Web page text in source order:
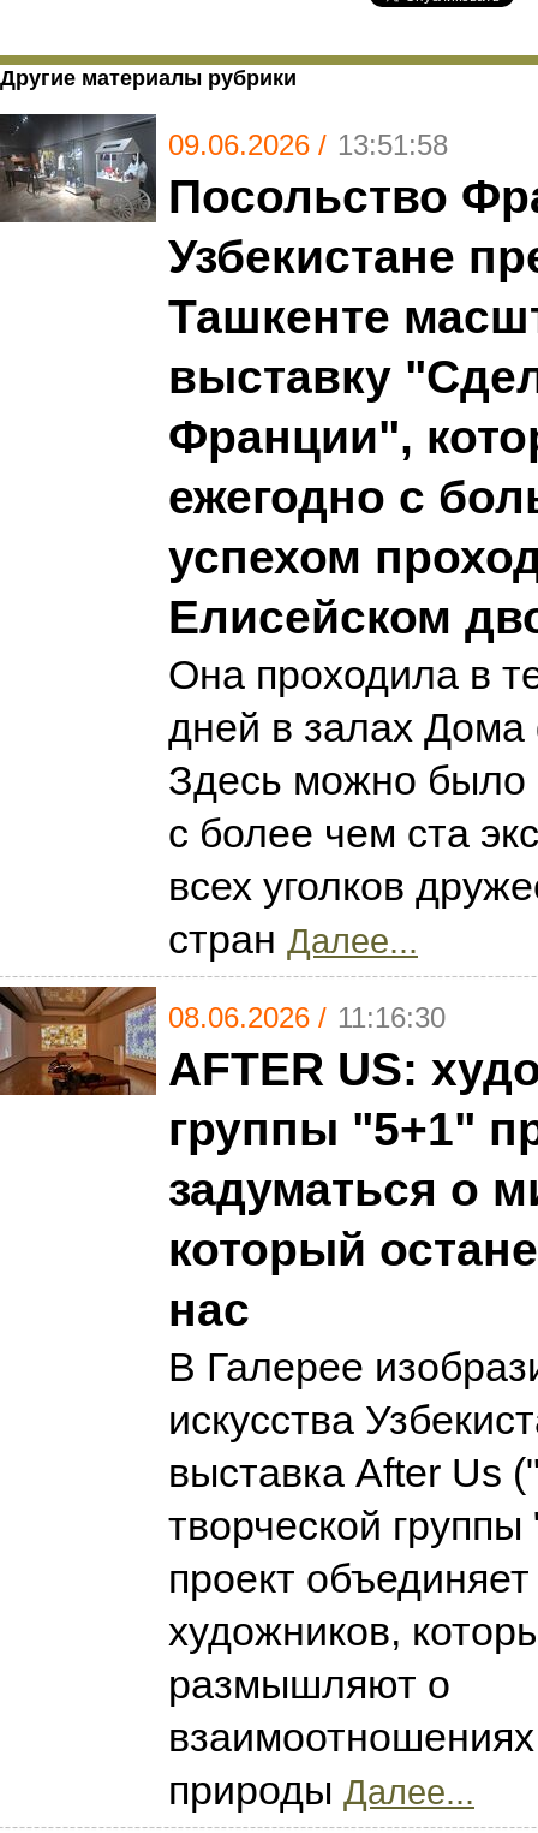
Другие материалы рубрики
09.06.2026 / 13:51:58
Посольство
Узбекистане
Ташкенте
выставку
Франции",
ежегодно с
успехом
Елисейском
Она проходила в
дней в залах
Здесь можно было
с более чем ста
всех уголков
стран Далее...
08.06.2026 / 11:16:30
AFTER US:
группы "5+1"
задуматься о
который
нас
В Галерее
искусства
выставка After Us
творческой
проект
художников,
размышляют о
природы Далее...